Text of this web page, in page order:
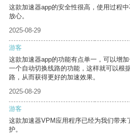
这款加速器app的安全性很高，使用过程
放心。
2025-08-29
游客
这款加速器app的功能有点单一，可以增
一个自动切换线路的功能，这样就可以根
路，从而获得更好的加速效果。
2025-08-29
游客
这款加速器VPM应用程序已经为我们带来
护。